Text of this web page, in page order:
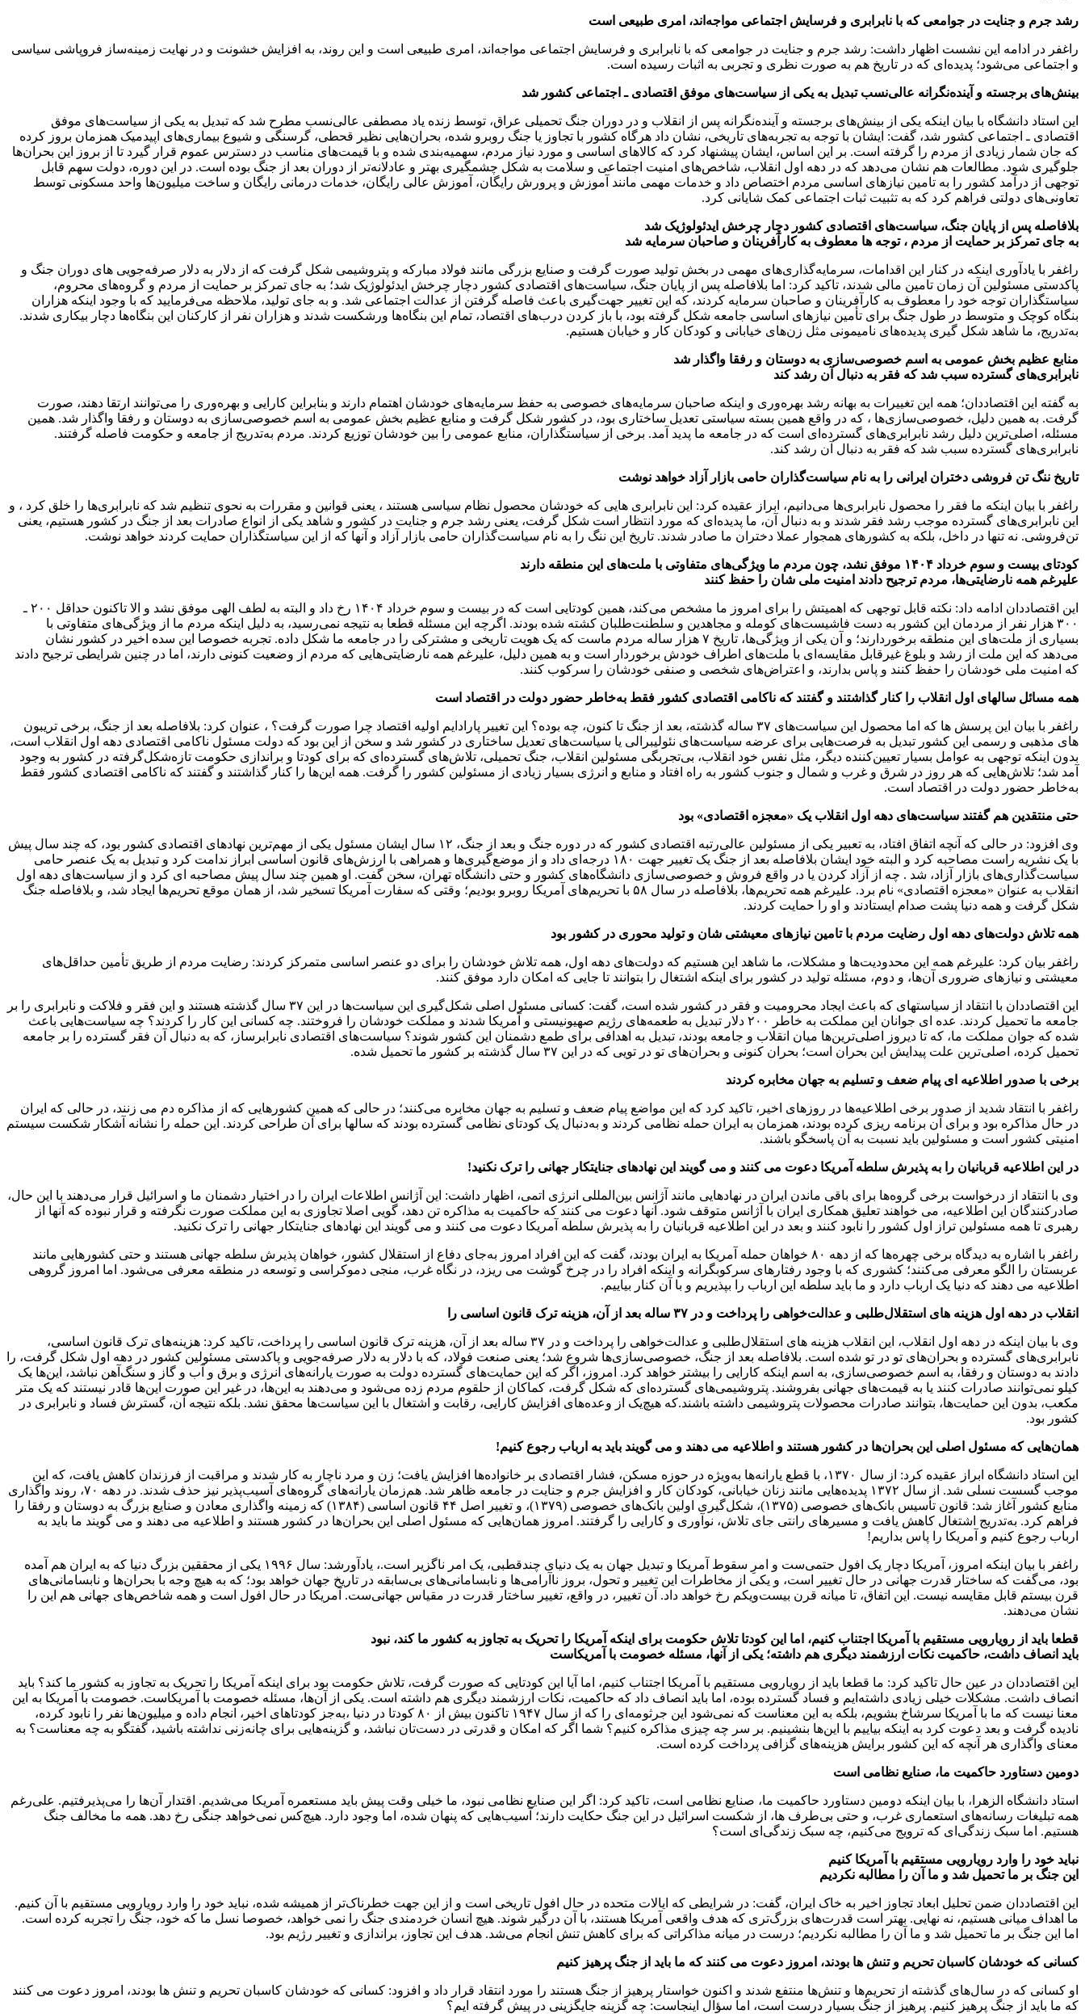
رشد جرم و جنایت در جوامعی که با نابرابری و فرسایش اجتماعی مواجه‌اند، امری طبیعی است
راغفر در ادامه این نشست اظهار داشت: رشد جرم و جنایت در جوامعی که با نابرابری و فرسایش اجتماعی مواجه‌اند، امری طبیعی است و این روند، به افزایش خشونت و در نهایت زمینه‌ساز فروپاشی سیاسی
و اجتماعی می‌شود؛ پدیده‌ای که در تاریخ هم به صورت نظری و تجربی به اثبات رسیده است.
بینش‌های برجسته و آینده‌نگرانه عالی‌نسب تبدیل به یکی از سیاست‌های موفق اقتصادی ـ اجتماعی کشور شد
این استاد دانشگاه با بیان اینکه یکی از بینش‌های برجسته و آینده‌نگرانه پس از انقلاب و در دوران جنگ تحمیلی عراق، توسط زنده ‌یاد مصطفی عالی‌نسب مطرح شد که تبدیل به یکی از سیاست‌های موفق
اقتصادی ـ اجتماعی کشور شد، گفت: ایشان با توجه به تجربه‌های تاریخی، نشان داد هرگاه کشور با تجاوز یا جنگ روبرو شده، بحران‌هایی نظیر قحطی، گرسنگی و شیوع بیماری‌های اپیدمیک همزمان بروز کرده
که جان شمار زیادی از مردم را گرفته است. بر این اساس، ایشان پیشنهاد کرد که کالاهای اساسی و مورد نیاز مردم، سهمیه‌بندی شده و با قیمت‌های مناسب در دسترس عموم قرار گیرد تا از بروز این بحران‌ها
جلوگیری شود. مطالعات هم نشان می‌دهد که در دهه اول انقلاب، شاخص‌های امنیت اجتماعی و سلامت به شکل چشمگیری بهتر و عادلانه‌تر از دوران بعد از جنگ بوده است. در این دوره، دولت سهم قابل
توجهی از درآمد کشور را به تامین نیازهای اساسی مردم اختصاص داد و خدمات مهمی مانند آموزش و پرورش رایگان، آموزش عالی رایگان، خدمات درمانی رایگان و ساخت میلیون‌ها واحد مسکونی توسط
تعاونی‌های دولتی فراهم کرد که به تثبیت ثبات اجتماعی کمک شایانی کرد.
بلافاصله پس از پایان جنگ، سیاست‌های اقتصادی کشور دچار چرخش ایدئولوژیک شد
به جای تمرکز بر حمایت از مردم ، توجه ها معطوف به کارآفرینان و صاحبان سرمایه شد
راغفر با یادآوری اینکه در کنار این اقدامات، سرمایه‌گذاری‌های مهمی در بخش تولید صورت گرفت و صنایع بزرگی مانند فولاد مبارکه و پتروشیمی شکل گرفت که از دلار به دلار صرفه‌جویی های دوران جنگ و
پاکدستی مسئولین آن زمان تامین مالی شدند، تاکید کرد: اما بلافاصله پس از پایان جنگ، سیاست‌های اقتصادی کشور دچار چرخش ایدئولوژیک شد؛ به جای تمرکز بر حمایت از مردم و گروه‌های محروم،
سیاستگذاران توجه خود را معطوف به کارآفرینان و صاحبان سرمایه کردند، که این تغییر جهت‌گیری باعث فاصله گرفتن از عدالت اجتماعی شد. و به جای تولید، ملاحظه می‌فرمایید که با وجود اینکه هزاران
بنگاه کوچک و متوسط در طول جنگ برای تأمین نیازهای اساسی جامعه شکل گرفته بود، با باز کردن درب‌های اقتصاد، تمام این بنگاه‌ها ورشکست شدند و هزاران نفر از کارکنان این بنگاه‌ها دچار بیکاری شدند.
به‌تدریج، ما شاهد شکل‌ گیری پدیده‌های نامیمونی مثل زن‌های خیابانی و کودکان کار و خیابان هستیم.
منابع عظیم بخش عمومی به اسم خصوصی‌سازی به دوستان و رفقا واگذار شد
نابرابری‌های گسترده سبب شد که فقر به دنبال آن رشد کند
به گفته این اقتصاددان؛ همه این تغییرات به بهانه رشد بهره‌وری و اینکه صاحبان سرمایه‌های خصوصی به حفظ سرمایه‌های خودشان اهتمام دارند و بنابراین کارایی و بهره‌وری را می‌توانند ارتقا دهند، صورت
گرفت. به همین دلیل، خصوصی‌سازی‌ها ، که در واقع همین بسته سیاستی تعدیل ساختاری بود، در کشور شکل گرفت و منابع عظیم بخش عمومی به اسم خصوصی‌سازی به دوستان و رفقا واگذار شد. همین
مسئله، اصلی‌ترین دلیل رشد نابرابری‌های گسترده‌ای است که در جامعه ما پدید آمد. برخی از سیاستگذاران، منابع عمومی را بین خودشان توزیع کردند. مردم به‌تدریج از جامعه و حکومت فاصله گرفتند.
نابرابری‌های گسترده سبب شد که فقر به دنبال آن رشد کند.
تاریخ ننگ تن فروشی دختران ایرانی را به نام سیاست‌گذاران حامی بازار آزاد خواهد نوشت
راغفر با بیان اینکه ما فقر را محصول نابرابری‌ها می‌دانیم، ابراز عقیده کرد: این نابرابری‌ هایی که خودشان محصول نظام سیاسی هستند ، یعنی قوانین و مقررات به نحوی تنظیم شد که نابرابری‌ها را خلق کرد ، و
این نابرابری‌های گسترده موجب رشد فقر شدند و به دنبال آن، ما پدیده‌ای که مورد انتظار است شکل گرفت، یعنی رشد جرم و جنایت در کشور و شاهد یکی از انواع صادرات بعد از جنگ در کشور هستیم، یعنی
تن‌فروشی. نه ‌تنها در داخل، بلکه به کشورهای همجوار عملا دختران ما صادر شدند. تاریخ این ننگ را به نام سیاست‌گذاران حامی بازار آزاد و آنها که از این سیاستگذاران حمایت کردند خواهد نوشت.
کودتای بیست و سوم خرداد ۱۴۰۴ موفق نشد، چون مردم ما ویژگی‌های متفاوتی با ملت‌های این منطقه دارند
علیرغم همه نارضایتی‌ها، مردم ترجیح دادند امنیت ملی شان را حفظ کنند
این اقتصاددان ادامه داد: نکته قابل توجهی که اهمیتش را برای امروز ما مشخص می‌کند، همین کودتایی است که در بیست و سوم خرداد ۱۴۰۴ رخ داد و البته به لطف الهی موفق نشد و الا تاکنون حداقل ۲۰۰ ـ
۳۰۰ هزار نفر از مردمان این کشور به دست فاشیست‌های کومله و مجاهدین و سلطنت‌طلبان کشته شده بودند. اگرچه این مسئله قطعا به نتیجه نمی‌رسید، به دلیل اینکه مردم ما از ویژگی‌های متفاوتی با
بسیاری از ملت‌های این منطقه برخوردارند؛ و آن یکی از ویژگی‌ها، تاریخ ۷ هزار ساله مردم ماست که یک هویت تاریخی و مشترکی را در جامعه ما شکل داده. تجربه خصوصا این سده اخیر در کشور نشان
می‌دهد که این ملت از رشد و بلوغ غیرقابل مقایسه‌ای با ملت‌های اطراف خودش برخوردار است و به همین دلیل، علیرغم همه نارضایتی‌هایی که مردم از وضعیت کنونی دارند، اما در چنین شرایطی ترجیح دادند
که امنیت ملی خودشان را حفظ کنند و پاس بدارند، و اعتراض‌های شخصی و صنفی خودشان را سرکوب کنند.
همه مسائل سالهای اول انقلاب را کنار گذاشتند و گفتند که ناکامی اقتصادی کشور فقط به‌خاطر حضور دولت در اقتصاد است
راغفر با بیان این پرسش ها که اما محصول این سیاست‌های ۳۷ ساله گذشته، بعد از جنگ تا کنون، چه بوده؟ این تغییر پارادایم اولیه اقتصاد چرا صورت گرفت؟ ، عنوان کرد: بلافاصله بعد از جنگ، برخی تریبون
های مذهبی و رسمی این کشور تبدیل به فرصت‌هایی برای عرضه سیاست‌های نئولیبرالی یا سیاست‌های تعدیل ساختاری در کشور شد و سخن از این بود که دولت مسئول ناکامی اقتصادی دهه اول انقلاب است،
بدون اینکه توجهی به عوامل بسیار تعیین‌کننده دیگر، مثل نفس خود انقلاب، بی‌تجربگی مسئولین انقلاب، جنگ تحمیلی، تلاش‌های گسترده‌ای که برای کودتا و براندازی حکومت تازه‌شکل‌گرفته در کشور به وجود
آمد شد؛ تلاش‌هایی که هر روز در شرق و غرب و شمال و جنوب کشور به راه افتاد و منابع و انرژی بسیار زیادی از مسئولین کشور را گرفت. همه این‌ها را کنار گذاشتند و گفتند که ناکامی اقتصادی کشور فقط
به‌خاطر حضور دولت در اقتصاد است.
حتی منتقدین هم گفتند سیاست‌های دهه اول انقلاب یک «معجزه اقتصادی» بود
وی افزود: در حالی که آنچه اتفاق افتاد، به تعبیر یکی از مسئولین عالی‌رتبه اقتصادی کشور که در دوره جنگ و بعد از جنگ، ۱۲ سال ایشان مسئول یکی از مهم‌ترین نهادهای اقتصادی کشور بود، که چند سال پیش
با یک نشریه راست مصاحبه کرد و البته خود ایشان بلافاصله بعد از جنگ یک تغییر جهت ۱۸۰ درجه‌ای داد و از موضع‌گیری‌ها و همراهی با ارزش‌های قانون اساسی ابراز ندامت کرد و تبدیل به یک عنصر حامی
سیاست‌گذاری‌های بازار آزاد، شد . چه از آزاد کردن یا در واقع فروش و خصوصی‌سازی دانشگاه‌های کشور و حتی دانشگاه تهران، سخن ‌گفت. او همین چند سال پیش مصاحبه ای کرد و از سیاست‌های دهه اول
انقلاب به عنوان «معجزه اقتصادی» نام برد. علیرغم همه تحریم‌ها، بلافاصله در سال ۵۸ با تحریم‌های آمریکا روبرو بودیم؛ وقتی که سفارت آمریکا تسخیر ‌شد، از همان موقع تحریم‌ها ایجاد شد، و بلافاصله جنگ
شکل گرفت و همه دنیا پشت صدام ایستادند و او را حمایت کردند.
همه تلاش دولت‌های دهه اول رضایت مردم با تامین نیازهای معیشتی شان و تولید محوری در کشور بود
راغفر بیان کرد: علیرغم همه این محدودیت‌ها و مشکلات، ما شاهد این هستیم که دولت‌های دهه اول، همه تلاش خودشان را برای دو عنصر اساسی متمرکز کردند: رضایت مردم از طریق تأمین حداقل‌های
معیشتی و نیازهای ضروری آن‌ها، و دوم، مسئله تولید در کشور برای اینکه اشتغال را بتوانند تا جایی که امکان دارد موفق کنند.
این اقتصاددان با انتقاد از سیاستهای که باعث ایجاد محرومیت و فقر در کشور شده است، گفت: کسانی مسئول اصلی شکل‌گیری این سیاست‌ها در این ۳۷ سال گذشته هستند و این فقر و فلاکت و نابرابری را بر
جامعه ما تحمیل کردند. عده ای جوانان این مملکت به خاطر ۲۰۰ دلار تبدیل به طعمه‌های رژیم صهیونیستی و آمریکا شدند و مملکت خودشان را فروختند. چه کسانی این کار را کردند؟ چه سیاست‌هایی باعث
شده که جوان مملکت ما، که تا دیروز اصلی‌ترین‌ها میان انقلاب و جامعه بودند، تبدیل به اهدافی برای طمع دشمنان این کشور شوند؟ سیاست‌های اقتصادی نابرابرساز، که به دنبال آن فقر گسترده را بر جامعه
تحمیل کرده، اصلی‌ترین علت پیدایش این بحران است؛ بحران کنونی و بحران‌های تو در تویی که در این ۳۷ سال گذشته بر کشور ما تحمیل شده.
برخی با صدور اطلاعیه ای پیام ضعف و تسلیم به جهان مخابره کردند
راغفر با انتقاد شدید از صدور برخی اطلاعیه‌ها در روزهای اخیر، تاکید کرد که این مواضع پیام ضعف و تسلیم به جهان مخابره می‌کنند؛ در حالی که همین کشورهایی که از مذاکره دم می ‌زنند، در حالی که ایران
در حال مذاکره بود و برای آن برنامه ریزی کرده بودند، همزمان به ایران حمله نظامی کردند و به‌دنبال یک کودتای نظامی گسترده بودند که سالها برای آن طراحی کردند. این حمله را نشانه آشکار شکست سیستم
امنیتی کشور است و مسئولین باید نسبت به آن پاسخگو باشند.
در این اطلاعیه قربانیان را به پذیرش سلطه آمریکا دعوت می کنند و می گویند این نهادهای جنایتکار جهانی را ترک نکنید!
وی با انتقاد از درخواست برخی گروه‌ها برای باقی ماندن ایران در نهادهایی مانند آژانس بین‌المللی انرژی اتمی، اظهار داشت: این آژانس اطلاعات ایران را در اختیار دشمنان ما و اسرائیل قرار می‌دهند با این حال،
صادرکنندگان این اطلاعیه، می خواهند تعلیق همکاری ایران با آژانس متوقف شود. آنها دعوت می کنند که حاکمیت به مذاکره تن دهد، گویی اصلا تجاوزی به این مملکت صورت نگرفته و قرار نبوده که آنها از
رهبری تا همه مسئولین تراز اول کشور را نابود کنند و بعد در این اطلاعیه قربانیان را به پذیرش سلطه آمریکا دعوت می کنند و می گویند این نهادهای جنایتکار جهانی را ترک نکنید.
راغفر با اشاره به دیدگاه برخی چهره‌ها که از دهه ۸۰ خواهان حمله آمریکا به ایران بودند، گفت که این افراد امروز به‌جای دفاع از استقلال کشور، خواهان پذیرش سلطه جهانی هستند و حتی کشورهایی مانند
عربستان را الگو معرفی می‌کنند؛ کشوری که با وجود رفتارهای سرکوبگرانه و اینکه افراد را در چرخ گوشت می ریزد، در نگاه غرب، منجی دموکراسی و توسعه در منطقه معرفی می‌شود. اما امروز گروهی
اطلاعیه می دهند که دنیا یک ارباب دارد و ما باید سلطه این ارباب را بپذیریم و با آن کنار بیاییم.
انقلاب در دهه اول هزینه های استقلال‌طلبی و عدالت‌خواهی را پرداخت و در ۳۷ ساله بعد از آن، هزینه ترک قانون اساسی را
وی با بیان اینکه در دهه اول انقلاب، این انقلاب هزینه های استقلال‌طلبی و عدالت‌خواهی را پرداخت و در ۳۷ ساله بعد از آن، هزینه ترک قانون اساسی را پرداخت، تاکید کرد: هزینه‌های ترک قانون اساسی،
نابرابری‌های گسترده و بحران‌های تو در تو شده است. بلافاصله بعد از جنگ، خصوصی‌سازی‌ها شروع شد؛ یعنی صنعت فولاد، که با دلار به دلار صرفه‌جویی و پاکدستی مسئولین کشور در دهه اول شکل گرفت، را
دادند به دوستان و رفقا، به اسم خصوصی‌سازی، به اسم اینکه کارایی را بیشتر خواهد کرد. امروز، اگر که این حمایت‌های گسترده دولت به صورت یارانه‌های انرژی و برق و آب و گاز و سنگ‌آهن نباشد، این‌ها یک
کیلو نمی‌توانند صادرات کنند یا به قیمت‌های جهانی بفروشند. پتروشیمی‌های گسترده‌ای که شکل گرفت، کماکان از حلقوم مردم زده می‌شود و می‌دهند به این‌ها، در غیر این صورت این‌ها قادر نیستند که یک متر
مکعب، بدون این حمایت‌ها، بتوانند صادرات محصولات پتروشیمی داشته باشند.که هیچ‌یک از وعده‌های افزایش کارایی، رقابت و اشتغال با این سیاست‌ها محقق نشد. بلکه نتیجه آن، گسترش فساد و نابرابری در
کشور بود.
همان‌هایی که مسئول اصلی این بحران‌ها در کشور هستند و اطلاعیه می دهند و می گویند باید به ارباب رجوع کنیم!
این استاد دانشگاه ابراز عقیده کرد: از سال ۱۳۷۰، با قطع یارانه‌ها به‌ویژه در حوزه مسکن، فشار اقتصادی بر خانواده‌ها افزایش یافت؛ زن و مرد ناچار به کار شدند و مراقبت از فرزندان کاهش یافت، که این
موجب گسست نسلی شد. از سال ۱۳۷۲ پدیده‌هایی مانند زنان خیابانی، کودکان کار و افزایش جرم و جنایت در جامعه ظاهر شد. هم‌زمان یارانه‌های گروه‌های آسیب‌پذیر نیز حذف شدند. در دهه ۷۰، روند واگذاری
منابع کشور آغاز شد: قانون تأسیس بانک‌های خصوصی (۱۳۷۵)، شکل‌گیری اولین بانک‌های خصوصی (۱۳۷۹)، و تغییر اصل ۴۴ قانون اساسی (۱۳۸۴) که زمینه واگذاری معادن و صنایع بزرگ به دوستان و رفقا را
فراهم کرد. به‌تدریج اشتغال کاهش یافت و مسیرهای رانتی جای تلاش، نوآوری و کارایی را گرفتند. امروز همان‌هایی که مسئول اصلی این بحران‌ها در کشور هستند و اطلاعیه می دهند و می گویند ما باید به
ارباب رجوع کنیم و آمریکا را پاس بداریم!
راغفر با بیان اینکه امروز، آمریکا دچار یک افول حتمی‌ست و امرِ سقوط آمریکا و تبدیل جهان به یک دنیای چندقطبی، یک امر ناگزیر است.، یادآورشد: سال ۱۹۹۶ یکی از محققین بزرگ دنیا که به ایران هم آمده
بود، می‌گفت که ساختار قدرت جهانی در حال تغییر است، و یکی از مخاطرات این تغییر و تحول، بروز ناآرامی‌ها و نابسامانی‌های بی‌سابقه در تاریخ جهان خواهد بود؛ که به هیچ وجه با بحران‌ها و نابسامانی‌های
قرن بیستم قابل مقایسه نیست. این اتفاق، تا میانه قرن بیست‌و‌یکم رخ خواهد داد. آن تغییر، در واقع، تغییر ساختار قدرت در مقیاس جهانی‌ست. آمریکا در حال افول است و همه شاخص‌های جهانی هم این را
نشان می‌دهند.
قطعا باید از رویارویی مستقیم با آمریکا اجتناب کنیم، اما این کودتا تلاش حکومت برای اینکه آمریکا را تحریک به تجاوز به کشور ما کند، نبود
باید انصاف داشت، حاکمیت نکات ارزشمند دیگری هم داشته؛ یکی از آنها، مسئله خصومت با آمریکاست
این اقتصاددان در عین حال تاکید کرد: ما قطعا باید از رویارویی مستقیم با آمریکا اجتناب کنیم، اما آیا این کودتایی که صورت گرفت، تلاش حکومت بود برای اینکه آمریکا را تحریک به تجاوز به کشور ما کند؟ باید
انصاف داشت. مشکلات خیلی زیادی داشته‌ایم و فساد گسترده بوده، اما باید انصاف داد که حاکمیت، نکات ارزشمند دیگری هم داشته است. یکی از آن‌ها، مسئله خصومت با آمریکاست. خصومت با آمریکا به این
معنا نیست که ما با آمریکا سرشاخ بشویم، بلکه به این معناست که نمی‌شود این جرثومه‌ای را که از سال ۱۹۴۷ تاکنون بیش از ۸۰ کودتا در دنیا ،به‌جز کودتاهای اخیر، انجام داده و میلیون‌ها نفر را نابود کرده،
نادیده گرفت و بعد دعوت کرد به اینکه بیاییم با این‌ها بنشینیم. بر سر چه چیزی مذاکره کنیم؟ شما اگر که امکان و قدرتی در دست‌تان نباشد، و گزینه‌هایی برای چانه‌زنی نداشته باشید، گفتگو به چه معناست؟ به
معنای واگذاری هر آنچه که این کشور برایش هزینه‌های گزافی پرداخت کرده است.
دومین دستاورد حاکمیت ما، صنایع نظامی است
استاد دانشگاه الزهرا، با بیان اینکه دومین دستاورد حاکمیت ما، صنایع نظامی است، تاکید کرد: اگر این صنایع نظامی نبود، ما خیلی وقت پیش باید مستعمره آمریکا می‌شدیم. اقتدار آن‌ها را می‌پذیرفتیم. علی‌رغم
همه تبلیغات رسانه‌های استعماری غرب، و حتی بی‌طرف ها، از شکست اسرائیل در این جنگ حکایت دارند؛ آسیب‌هایی که پنهان شده، اما وجود دارد. هیچ‌کس نمی‌خواهد جنگی رخ دهد. همه ما مخالف جنگ
هستیم. اما سبک زندگی‌ای که ترویج می‌کنیم، چه سبک زندگی‌ای است؟
نباید خود را وارد رویارویی مستقیم با آمریکا کنیم
این جنگ بر ما تحمیل شد و ما آن را مطالبه نکردیم
این اقتصاددان ضمن تحلیل ابعاد تجاوز اخیر به خاک ایران، گفت: در شرایطی که ایالات متحده در حال افول تاریخی است و از این جهت خطرناک‌تر از همیشه شده، نباید خود را وارد رویارویی مستقیم با آن کنیم.
ما اهداف میانی هستیم، نه نهایی. بهتر است قدرت‌های بزرگ‌تری که هدف واقعی آمریکا هستند، با آن درگیر شوند. هیچ انسان خردمندی جنگ را نمی خواهد، خصوصا نسل ما که خود، جنگ را تجربه کرده است.
اما این جنگ بر ما تحمیل شد و ما آن را مطالبه نکردیم؛ درست در میانه مذاکراتی که برای کاهش تنش انجام می‌شد. هدف این تجاوز، براندازی و تغییر رژیم بود.
کسانی که خودشان کاسبان تحریم و تنش ها بودند، امروز دعوت می کنند که ما باید از جنگ پرهیز کنیم
او کسانی که در سال‌های گذشته از تحریم‌ها و تنش‌ها منتفع شدند و اکنون خواستار پرهیز از جنگ هستند را مورد انتقاد قرار داد و افزود: کسانی که خودشان کاسبان تحریم و تنش ها بودند، امروز دعوت می کنند
که ما باید از جنگ پرهیز کنیم. پرهیز از جنگ بسیار درست است، اما سؤال اینجاست: چه گزینه جایگزینی در پیش گرفته‌ ایم؟